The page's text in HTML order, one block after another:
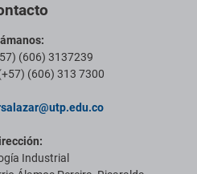
(606) 3137239
(606) 313 7300
Industrial